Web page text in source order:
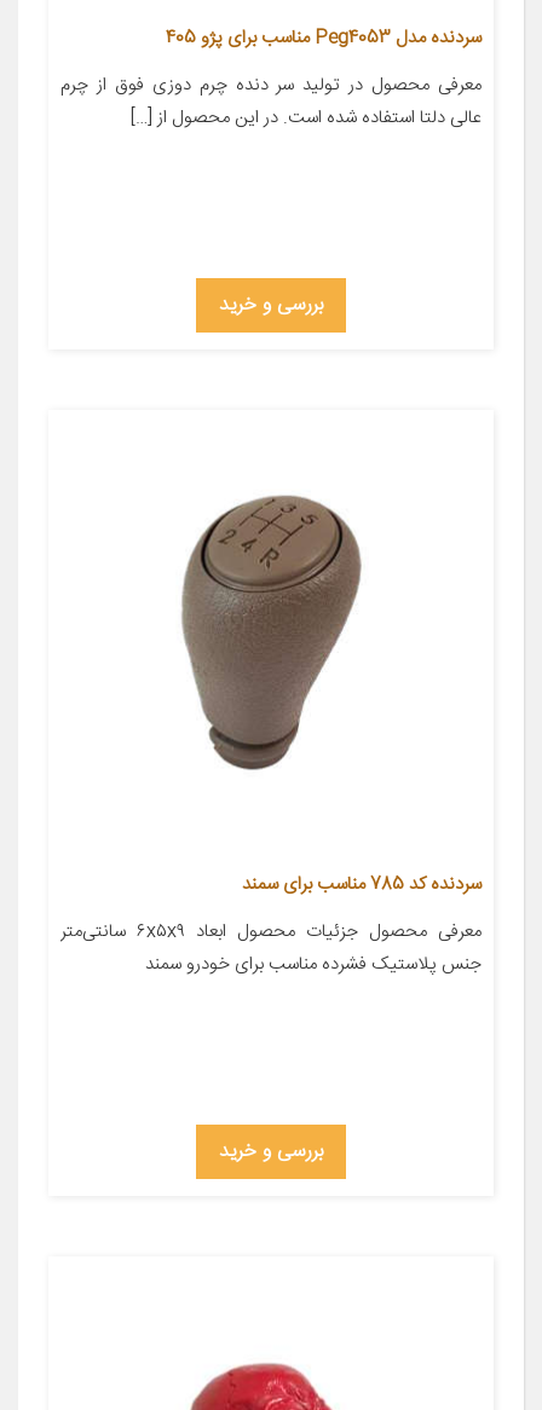
سردنده مدل Peg4053 مناسب برای پژو 405
معرفی محصول در تولید سر دنده چرم دوزی فوق از چرم
عالی دلتا استفاده شده است. در این محصول از […]
بررسی و خرید
سردنده کد 785 مناسب برای سمند
معرفی محصول جزئیات محصول ابعاد ۶x۵x۹ سانتی‌متر
جنس پلاستیک فشرده مناسب برای خودرو سمند
بررسی و خرید